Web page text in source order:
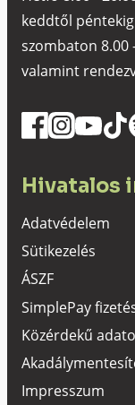
keddtől
szombaton 8.00
valamint
Hivatalos
Adatvédelem
Sütikezelés
ÁSZF
SimplePay
Közérdekű
Impresszum